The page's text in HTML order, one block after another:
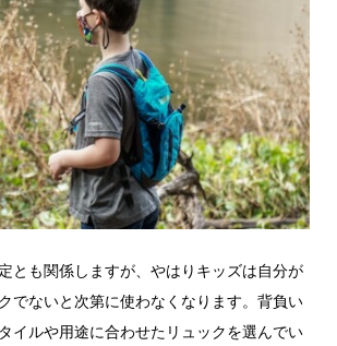
とも関係しますが、やはりキッズは自分が
でないと次第に使わなくなります。背負い
イルや用途に合わせたリュックを選んでい